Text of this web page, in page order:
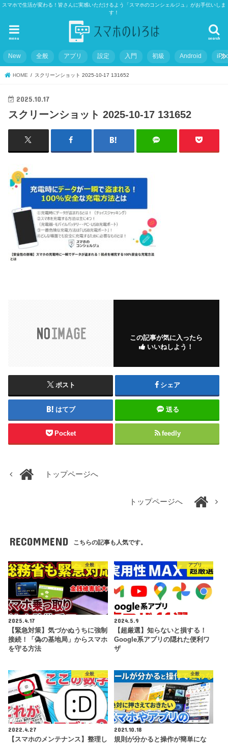
スマホで生活が変わる！皆さんに実感いただけるよう「スマホのコンシェルジュ」がお手伝いしま
す！
search
menu
New 全般 アプリ 設定 入門 初級 Android
HOME スクリーンショット 2025-10-17 131652
2025.10.17
スクリーンショット 2025-10-17 131652
この記事が気に入ったら
いいねしよう！
ポスト シェア
はてブ 送る
Pocket feedly
トップページへ
トップページへ
RECOMMEND こちらの記事も人気です。
全般
2025.4.17
【緊急対策】気づかぬうちに強制
接続！「偽の基地局」からスマホ
を守る方法
アプリ
2024.5.9
【超厳選】知らないと損する！
Google系アプリの隠れた便利ワ
ザ
全般
2022.4.27
【スマホのメンテナンス】整理し
全般
2021.10.18
規則が分かると操作が簡単にな